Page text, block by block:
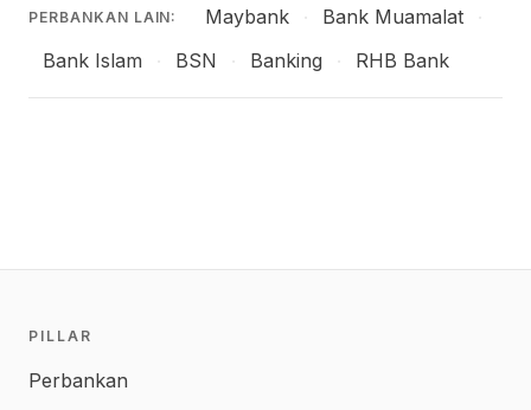
PERBANKAN LAIN: Maybank Bank Muamalat
Bank Islam
BSN Banking RHB Bank
PILLAR
Perbankan